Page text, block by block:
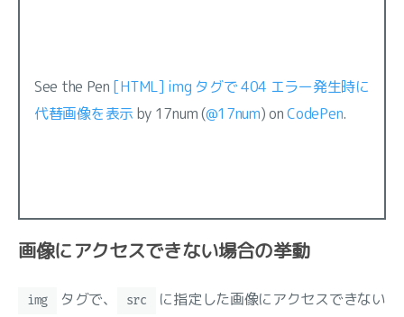
See the Pen [HTML] img タグで 404 エラー発生時に
代替画像を表示 by 17num (@17num) onCodePen.
画像にアクセスできない場合の挙動
img タグで、 src
に指定した画像にアクセスできない